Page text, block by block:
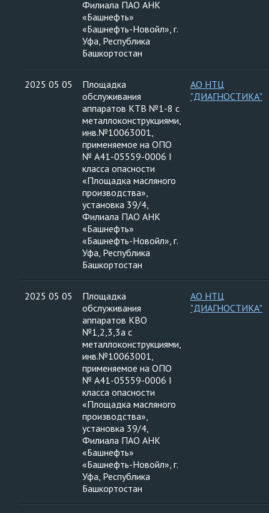
Филиала ПАО АНК
«Башнефть»
«Башнефть-Новойл», г.
Уфа, Республика
Башкортостан
2025 05 05
Площадка
обслуживания
аппаратов КТВ №1-8 с
металлоконструкциями,
инв.№10063001,
применяемое на ОПО
№ А41-05559-0006 I
класса опасности
«Площадка масляного
производства»,
установка 39/4,
Филиала ПАО АНК
«Башнефть»
«Башнефть-Новойл», г.
Уфа, Республика
Башкортостан
АО НТЦ
"ДИАГНОСТИКА"
2025 05 05
Площадка
обслуживания
аппаратов КВО
№1,2,3,3а с
металлоконструкциями,
инв.№10063001,
применяемое на ОПО
№ А41-05559-0006 I
класса опасности
«Площадка масляного
производства»,
установка 39/4,
Филиала ПАО АНК
«Башнефть»
«Башнефть-Новойл», г.
Уфа, Республика
Башкортостан
АО НТЦ
"ДИАГНОСТИКА"